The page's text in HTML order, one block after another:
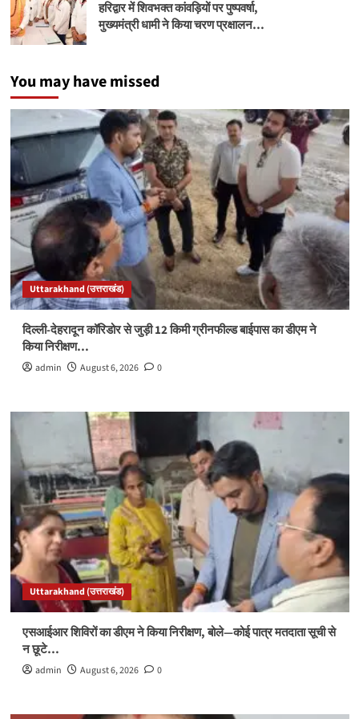
हरिद्वार में शिवभक्त कांवड़ियों पर पुष्पवर्षा,
मुख्यमंत्री धामी ने किया चरण प्रक्षालन…
You may have missed
Uttarakhand (उत्तराखंड)
दिल्ली-देहरादून कॉरिडोर से जुड़ी 12 किमी ग्रीनफील्ड बाईपास का डीएम ने
किया निरीक्षण…
admin August 6, 2026 0
Uttarakhand (उत्तराखंड)
एसआईआर शिविरों का डीएम ने किया निरीक्षण, बोले—कोई पात्र मतदाता सूची से
न छूटे…
admin August 6, 2026 0